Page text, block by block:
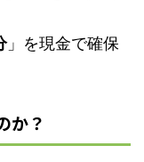
」を現金で確保
か？